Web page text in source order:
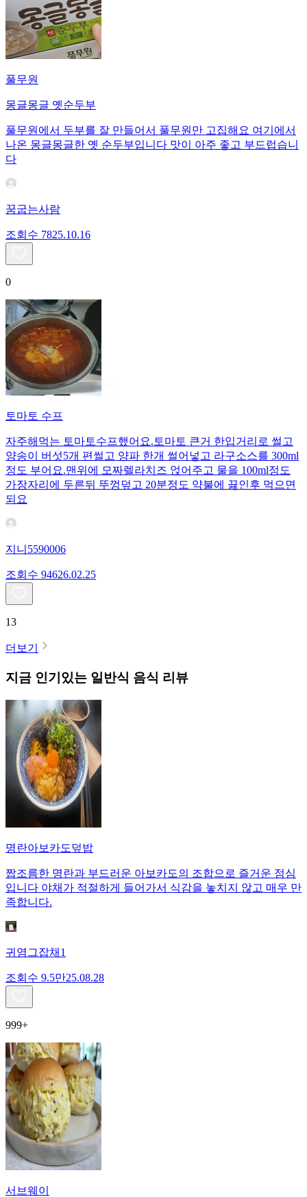
풀무원
몽글몽글 옛순두부
풀무원에서 두부를 잘 만들어서 풀무원만 고집해요 여기에서
나온 몽글몽글한 옛 순두부입니다 맛이 아주 좋고 부드럽습니
다
꿈굽는사람
조회수 7825.10.16
0
토마토 수프
자주해먹는 토마토수프했어요.토마토 큰거 한입거리로 썰고
양송이 버섯5개 편썰고 양파 한개 썰어넣고 라구소스를 300ml
정도 부어요.맨위에 모짜렐라치즈 얹어주고 물을 100ml정도
가장자리에 두른뒤 뚜껑덮고 20분정도 약불에 끓인후 먹으면
되요
지니5590006
조회수 94626.02.25
13
더보기
지금 인기있는 일반식 음식 리뷰
명란아보카도덮밥
짭조름한 명란과 부드러운 아보카도의 조합으로 즐거운 점심
입니다 야채가 적절하게 들어가서 식감을 놓치지 않고 매우 만
족합니다.
귀염그잡채1
조회수 9.5만25.08.28
999+
서브웨이